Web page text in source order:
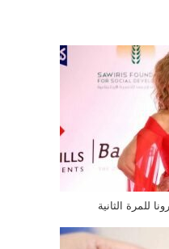
للمرة الثانية